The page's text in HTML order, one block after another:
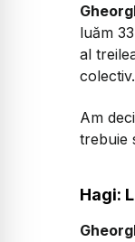
luăm
al
colectiv.
Am
trebuie
Hagi: